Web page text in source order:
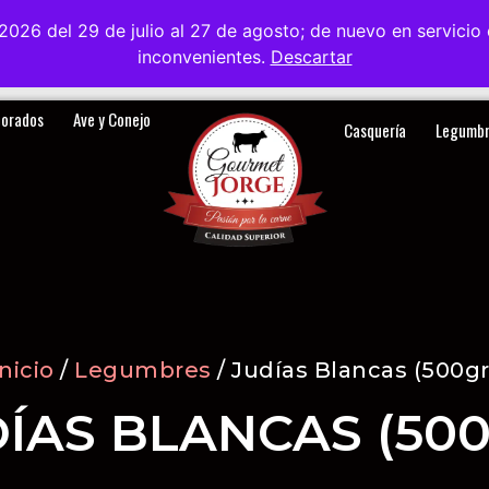
del 29 de julio al 27 de agosto; de nuevo en
inconvenientes. Descartar
Visitanos Sobre nosotros Blog
Contacto
Spanish
Ave y Conejo Casquería
/ Legumbres / Judías Blancas
BLANCAS